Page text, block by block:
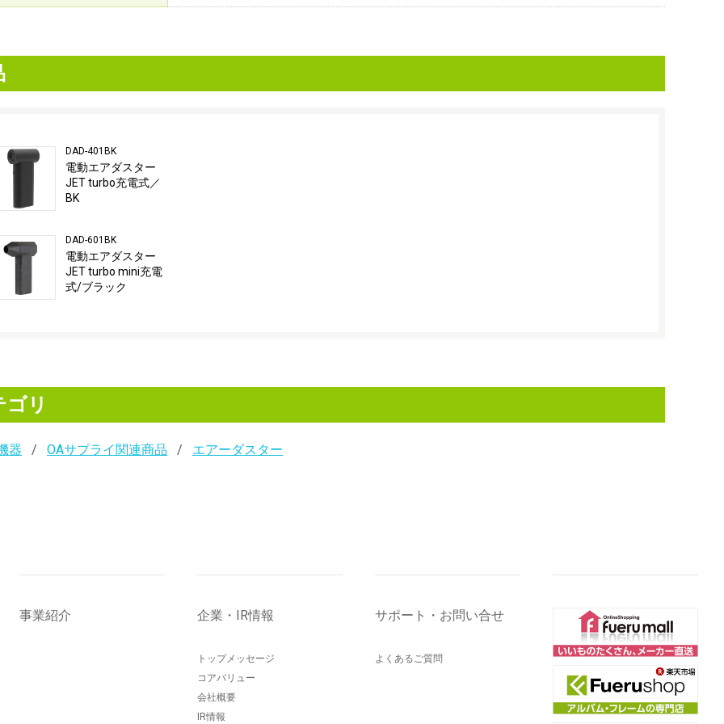
DAD-401BK
電動エアダスター
JET turbo充電式／
BK
DAD-601BK
電動エアダスター
JET turbo mini充電
式/ブラック
リ
器 OAサプライ関連商品 エアーダスター
事業紹介 企業・IR情報
トップメッセージ
コアバリュー
会社概要
IR情報
サポート・お問い合せ
よくあるご質問